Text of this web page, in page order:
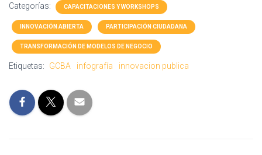
Categorías: CAPACITACIONES Y WORKSHOPS
INNOVACIÓN ABIERTA PARTICIPACIÓN CIUDADANA
TRANSFORMACIÓN DE MODELOS DE NEGOCIO
Etiquetas: GCBA infografía innovacion publica